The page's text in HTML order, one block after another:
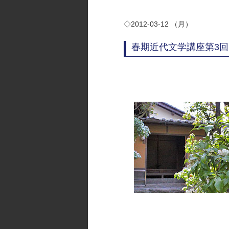
◇2012-03-12 （月）
春期近代文学講座第3